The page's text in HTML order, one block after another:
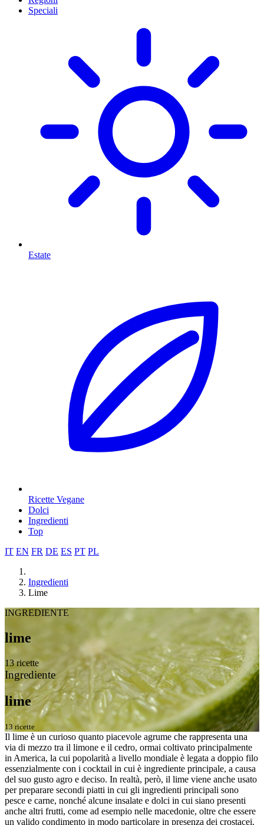
Speciali
Estate
Ricette Vegane
Dolci
Ingredienti
Top
IT EN FR DE ES PT PL
Ingredienti
Lime
INGREDIENTE
lime
13 ricette
Ingrediente
lime
13 ricette
Il lime è un curioso quanto piacevole agrume che rappresenta una
via di mezzo tra il limone e il cedro, ormai coltivato principalmente
in America, la cui popolarità a livello mondiale è legata a doppio filo
essenzialmente con i cocktail in cui è ingrediente principale, a causa
del suo gusto agro e deciso. In realtà, però, il lime viene anche usato
per preparare secondi piatti in cui gli ingredienti principali sono
pesce e carne, nonché alcune insalate e dolci in cui siano presenti
anche altri frutti, come ad esempio nelle macedonie, oltre che essere
un valido condimento in modo particolare in presenza dei crostacei.